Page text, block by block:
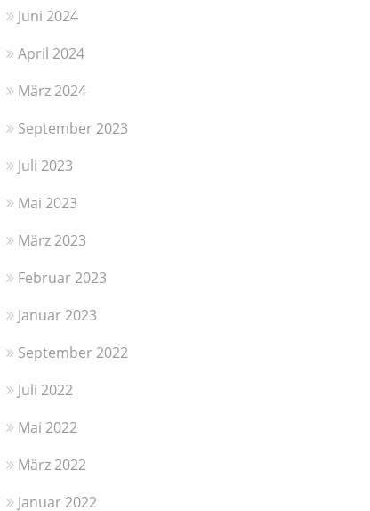
Juni 2024
April 2024
März 2024
September 2023
Juli 2023
Mai 2023
März 2023
Februar 2023
Januar 2023
September 2022
Juli 2022
Mai 2022
März 2022
Januar 2022